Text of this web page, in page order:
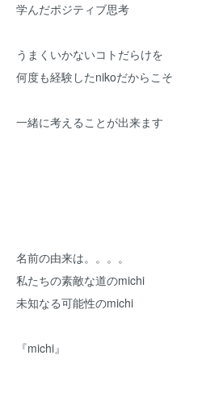
学んだポジティブ思考
うまくいかないコトだらけを
何度も経験したnikoだからこそ
一緒に考えることが出来ます
名前の由来は。。。。
私たちの素敵な道のmichi
未知なる可能性のmichi
『michi』